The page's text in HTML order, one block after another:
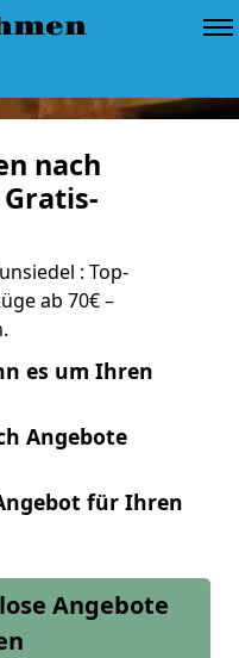
nach
: Top-
ab 70€ –
es um Ihren
Angebote
für Ihren
Angebote